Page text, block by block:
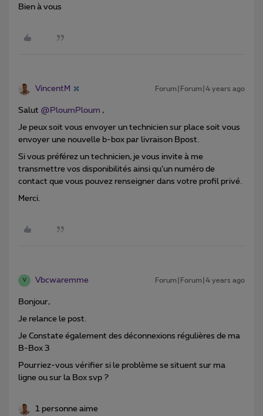
Bien à vous
VincentM Forum|Forum|4 years ago
Salut @PloumPloum ,
Je peux soit vous envoyer un technicien sur place soit vous
envoyer une nouvelle b-box par livraison Bpost.
Si vous préférez un technicien, je vous invite à me
transmettre vos disponibilités ainsi qu’un numéro de
contact que vous pouvez renseigner dans votre profil privé.
Merci.
V Vbcwaremme Forum|Forum|4 years ago
Bonjour,
Je relance le post.
Je Constate également des déconnexions régulières de ma
B-Box 3
Pourriez-vous vérifier si le problème se situent sur ma
ligne ou sur la Box svp ?
1 personne aime